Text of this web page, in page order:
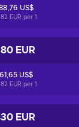
US$
EUR per 1
EUR
US$
EUR per 1
EUR